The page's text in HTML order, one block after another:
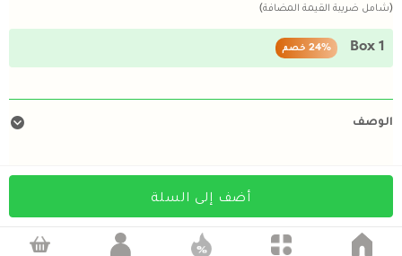
(شامل ضريبة القيمة المضافة)
1 Box
24% خصم
الوصف
أضف إلى السلة